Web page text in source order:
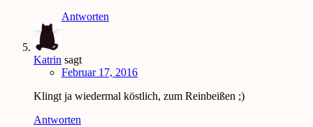
Antworten
Katrin sagt
Februar 17, 2016
Klingt ja wiedermal köstlich, zum Reinbeißen ;)
Antworten